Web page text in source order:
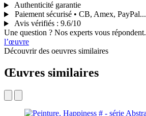
Authenticité garantie
Paiement sécurisé • CB, Amex, PayPal...
Avis vérifiés : 9.6/10
Une question ? Nos experts vous répondent.
l’œuvre
Découvrir des oeuvres similaires
Œuvres similaires